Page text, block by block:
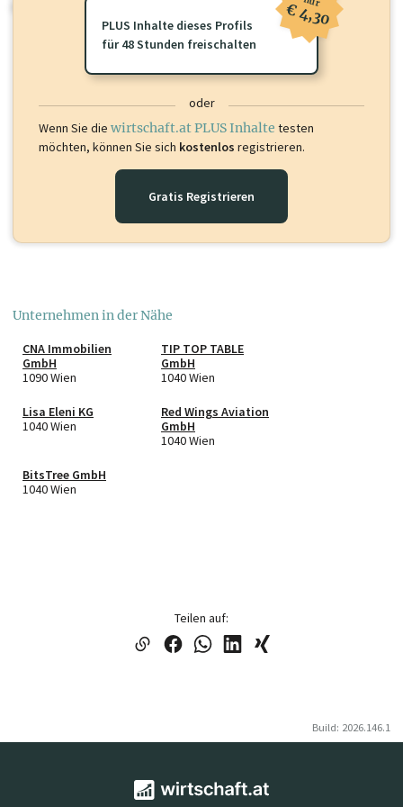
oder loggen Sie sich ein um diese Inhalte zu sehen.
PLUS Inhalte dieses Profils
für 48 Stunden freischalten
€ 4,30
oder
Wenn Sie die wirtschaft.at PLUS Inhalte testen
möchten, können Sie sich kostenlos registrieren.
Gratis Registrieren
Unternehmen in der Nähe
CNA Immobilien
GmbH
1090 Wien
TIP TOP TABLE
GmbH
1040 Wien
Lisa Eleni KG
1040 Wien
Red Wings Aviation
GmbH
1040 Wien
BitsTree GmbH
1040 Wien
Teilen auf:
Build: 2026.146.1